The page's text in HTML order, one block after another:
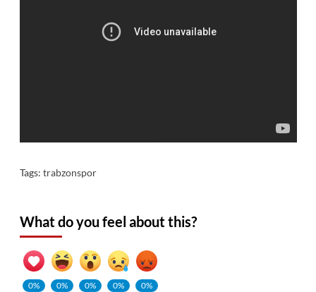
Tags: trabzonspor
What do you feel about this?
0%
0%
0%
0%
0%